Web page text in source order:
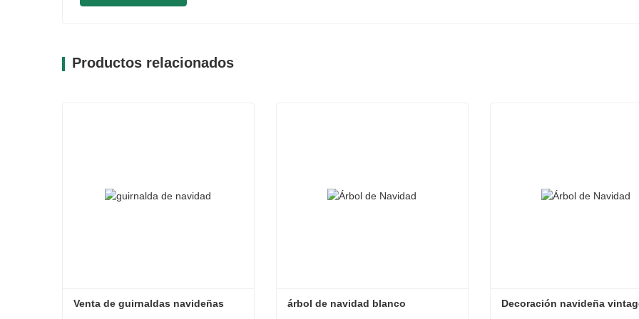
Productos relacionados
Venta de guirnaldas navideñas árbol de navidad blanco Decoración navideña